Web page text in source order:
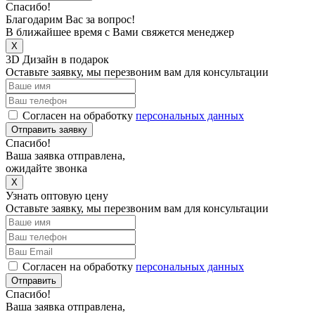
Спасибо!
Благодарим Вас за вопрос!
В ближайшее время с Вами свяжется менеджер
X
3D Дизайн в подарок
Оставьте заявку, мы перезвоним вам для консультации
Согласен на обработку персональных данных
Отправить заявку
Спасибо!
Ваша заявка отправлена,
ожидайте звонка
X
Узнать оптовую цену
Оставьте заявку, мы перезвоним вам для консультации
Согласен на обработку персональных данных
Отправить
Спасибо!
Ваша заявка отправлена,